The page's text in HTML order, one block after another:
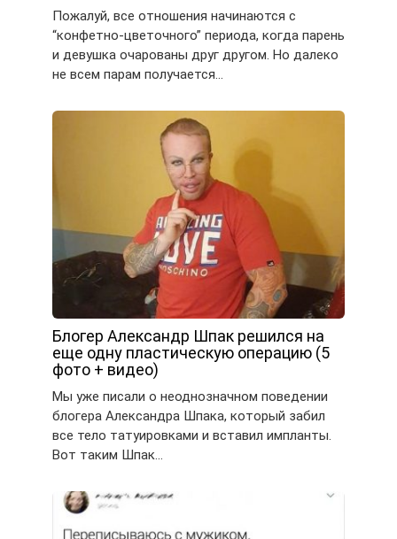
Пожалуй, все отношения начинаются с
“конфетно-цветочного” периода, когда парень
и девушка очарованы друг другом. Но далеко
не всем парам получается…
Блогер Александр Шпак решился на
еще одну пластическую операцию (5
фото + видео)
Мы уже писали о неоднозначном поведении
блогера Александра Шпака, который забил
все тело татуировками и вставил импланты.
Вот таким Шпак…